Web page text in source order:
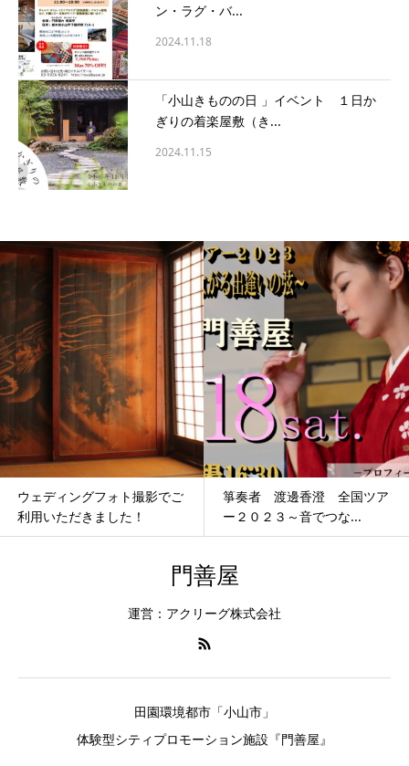
ン・ラグ・バ...
2024.11.18
「小山きものの日 」イベント １日か
ぎりの着楽屋敷（き...
2024.11.15
ウェディングフォト撮影でご
利用いただきました！
箏奏者 渡邊香澄 全国ツア
ー２０２３～音でつな...
門善屋
運営：アクリーグ株式会社
田園環境都市「小山市」
体験型シティプロモーション施設『門善屋』